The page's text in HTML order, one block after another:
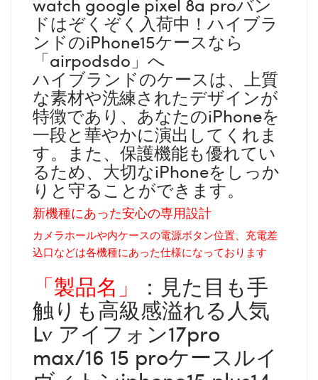
ドはぞくぞく入荷中！ハイブラ
ンドのiPhone15ケースなら
「airpodsdo」へ
ハイブランドのケースは、上質
な素材や洗練されたデザインが
特徴であり、あなたのiPhoneを
一段と華やかに演出してくれま
す。また、保護機能も優れてい
るため、大切なiPhoneをしっか
りと守ることができます。
新機種にあった安心の専用設計
カメラホールや内ケースの電源ボタン位置、充電差
込口などは各機種にあった仕様になっております
「製品名」 ：見た目も手
触りも高級感溢れる人気
Lv アイフォン17pro
max/16 15 proケースルイ